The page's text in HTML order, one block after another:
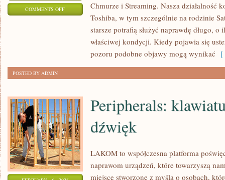
COMMENTS OFFON
PRODUCTIVITY
Chmurze i Streaming. Nasza działalność
Toshiba, w tym szczególnie na rodzinie
starsze potrafią służyć naprawdę długo, o
właściwej kondycji. Kiedy pojawia się
pozoru podobne objawy mogą wynikać [
POSTED BY ADMIN
Peripherals:
dźwięk
LAKOM to współczesna platforma
naprawom urządzeń, które towarzyszą
miejsce stworzone z myślą o osobach,